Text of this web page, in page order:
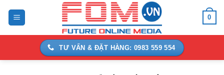
0
TƯ VẤN & ĐẶT HÀNG: 0983 559 554